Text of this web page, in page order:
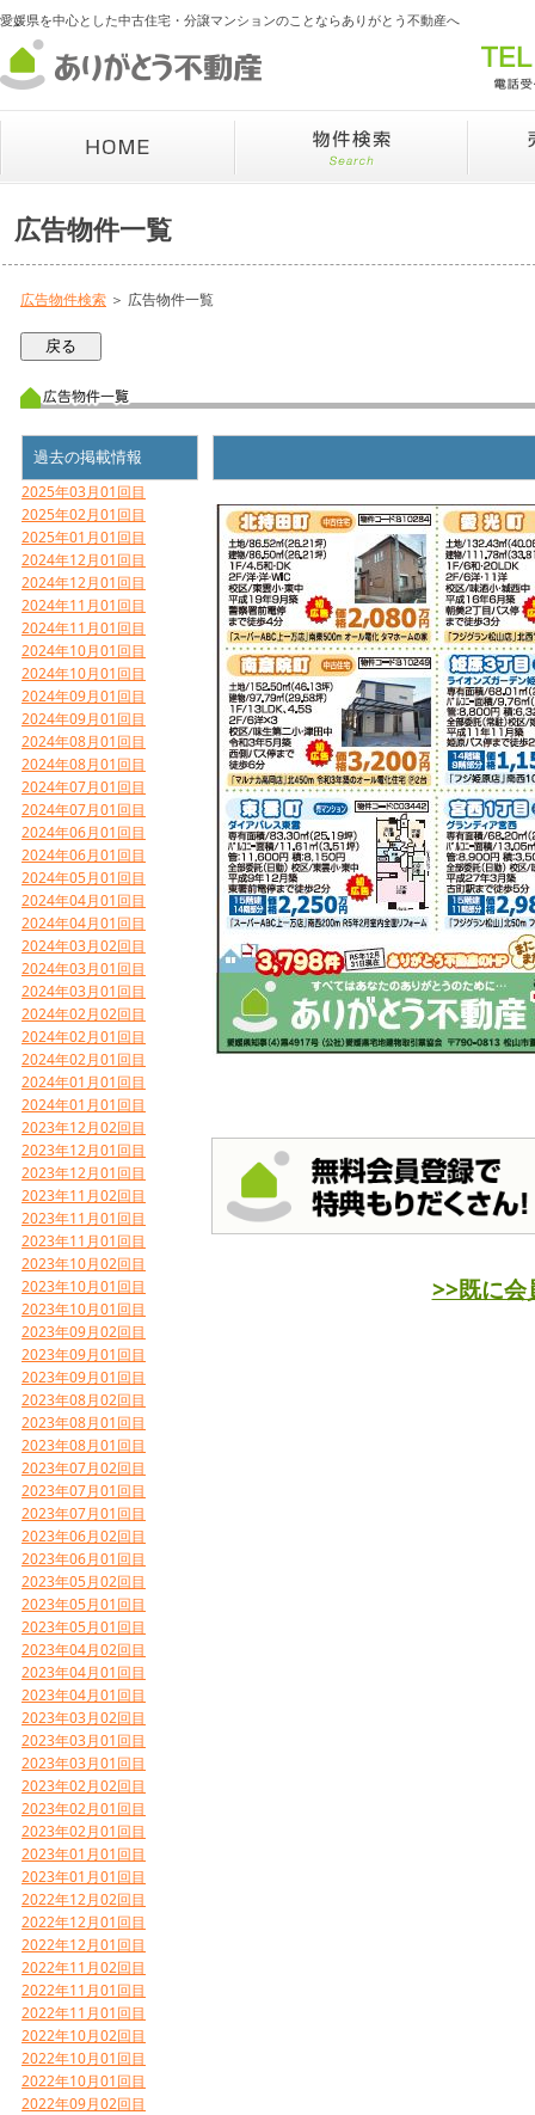
愛媛県を中心とした中古住宅・分譲マンションのことならありがとう不動産へ
広告物件一覧
広告物件検索 ＞ 広告物件一覧
過去の掲載情報
2025年03月01回目
2025年02月01回目
2025年01月01回目
2024年12月01回目
2024年12月01回目
2024年11月01回目
2024年11月01回目
2024年10月01回目
2024年10月01回目
2024年09月01回目
2024年09月01回目
2024年08月01回目
2024年08月01回目
2024年07月01回目
2024年07月01回目
2024年06月01回目
2024年06月01回目
2024年05月01回目
2024年04月01回目
2024年04月01回目
2024年03月02回目
2024年03月01回目
2024年03月01回目
2024年02月02回目
2024年02月01回目
2024年02月01回目
2024年01月01回目
2024年01月01回目
2023年12月02回目
2023年12月01回目
2023年12月01回目
2023年11月02回目
2023年11月01回目
2023年11月01回目
2023年10月02回目
2023年10月01回目
2023年10月01回目
2023年09月02回目
2023年09月01回目
2023年09月01回目
2023年08月02回目
2023年08月01回目
2023年08月01回目
2023年07月02回目
2023年07月01回目
2023年07月01回目
2023年06月02回目
2023年06月01回目
2023年05月02回目
2023年05月01回目
2023年05月01回目
2023年04月02回目
2023年04月01回目
2023年04月01回目
2023年03月02回目
2023年03月01回目
2023年03月01回目
2023年02月02回目
2023年02月01回目
2023年02月01回目
2023年01月01回目
2023年01月01回目
2022年12月02回目
2022年12月01回目
2022年12月01回目
2022年11月02回目
2022年11月01回目
2022年11月01回目
2022年10月02回目
2022年10月01回目
2022年10月01回目
2022年09月02回目
>>既に会